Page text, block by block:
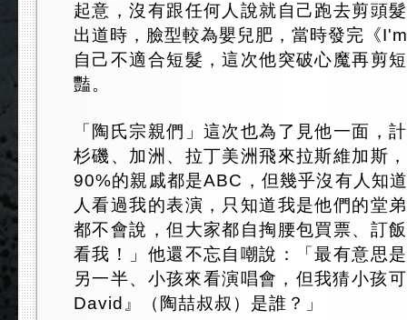
起意，沒有跟任何人說就自己跑去剪頭
出道時，臉型較為嬰兒肥，當時發完《
自己不適合短髮，這次他突破心魔再剪
豔。
「陶氏宗親們」這次也為了見他一面，
杉磯、加洲、拉丁美洲飛來拉斯維加斯
90%的親戚都是ABC，但幾乎沒有人知
人看過我的表演，只知道我是他們的堂
都不會說，但大家都自掏腰包買票、訂
看我！」他還不忘自嘲說：「最有意思
另一半、小孩來看演唱會，但我猜小孩
David』（陶喆叔叔）是誰？」